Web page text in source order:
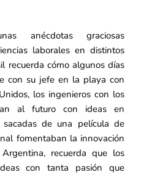
anécdotas graciosas
laborales en distintos
recuerda cómo algunos días
con su jefe en la playa con
los ingenieros con los
al futuro con ideas en
sacadas de una película de
fomentaban la innovación
recuerda que los
con tanta pasión que